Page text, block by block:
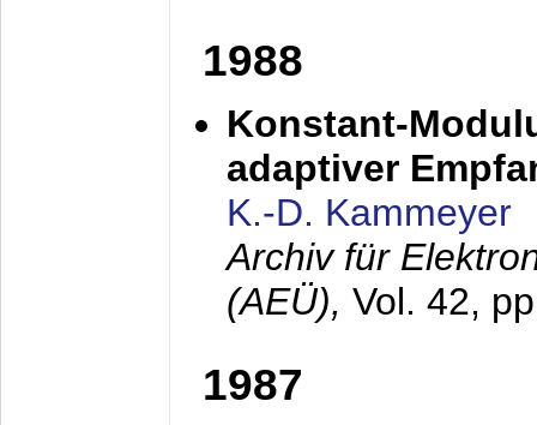
1988
Konstant-
adaptiver
K.-D. Kammeyer
Archiv für
(AEÜ), Vol. 42,
1987